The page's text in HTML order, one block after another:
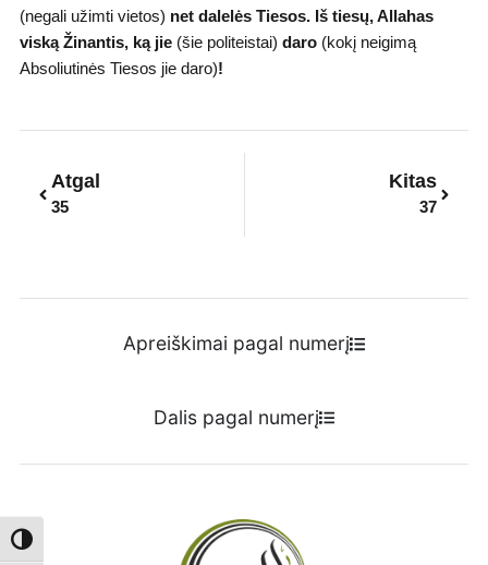
Toggle High Contrast
(negali užimti vietos) net dalelės Tiesos. Iš tiesų, Allahas
viską Žinantis, ką jie(šie politeistai) daro(kokį neigimą
Absoliutinės Tiesos jie daro)!
Atgal
35
Kitas
37
Apreiškimai pagal numerį
Dalis pagal numerį